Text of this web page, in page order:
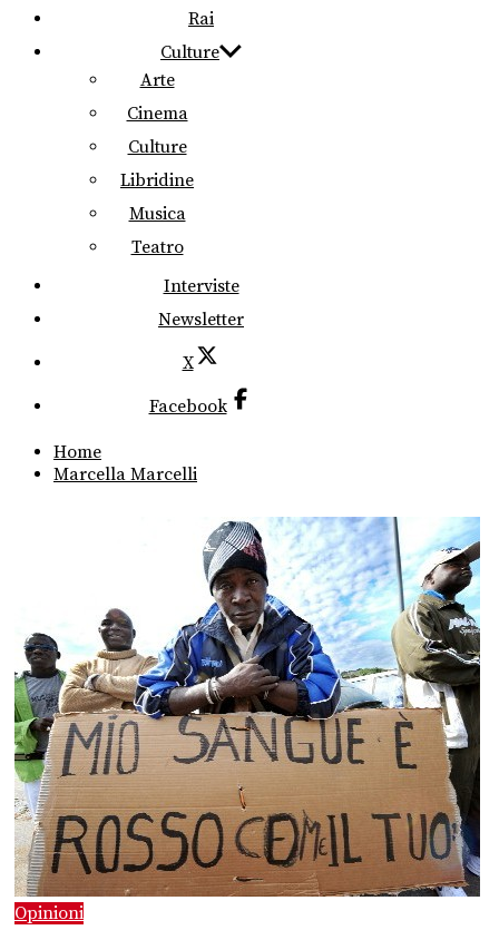
Rai
Culture
Arte
Cinema
Culture
Libridine
Musica
Teatro
Interviste
Newsletter
X
Facebook
Home
Marcella Marcelli
Opinioni